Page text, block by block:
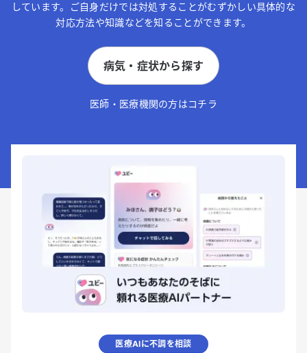
しています。ご自身だけでは対処することがむずかしい具体的な
対応方法や知識などを知ることができます。
病気・症状から探す
医師・医療機関の方はコチラ
医療AIに不調を相談